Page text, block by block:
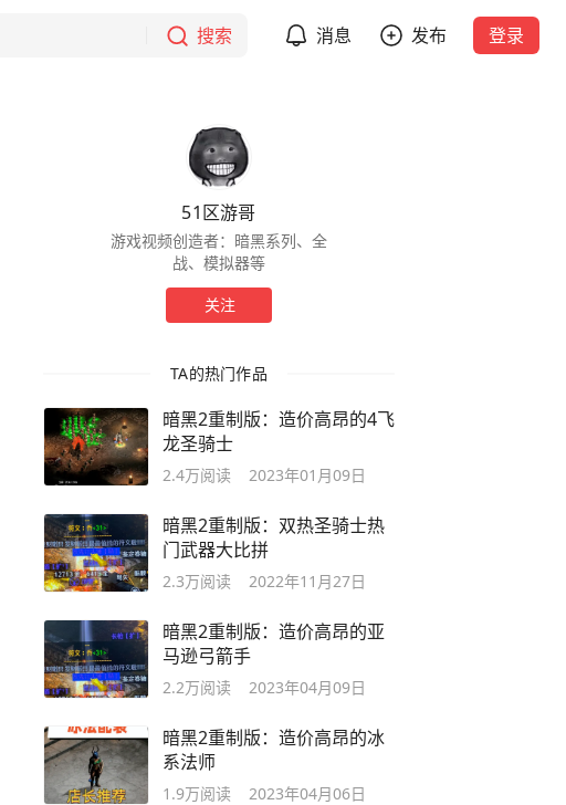
搜索 消息 发布 登录
51区游哥
游戏视频创造者：暗黑系列、全
战、模拟器等
关注
TA的热门作品
暗黑2重制版：造价高昂的4飞
龙圣骑士
2.4万阅读 2023年01月09日
暗黑2重制版：双热圣骑士热
门武器大比拼
2.3万阅读 2022年11月27日
暗黑2重制版：造价高昂的亚
马逊弓箭手
2.2万阅读 2023年04月09日
暗黑2重制版：造价高昂的冰
系法师
1.9万阅读 2023年04月06日